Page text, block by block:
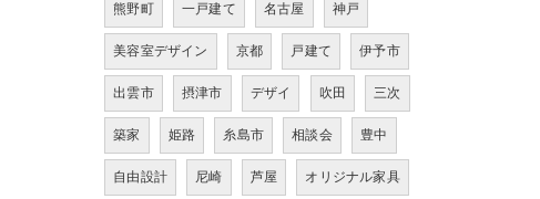
熊野町 一戸建て 名古屋 神戸
美容室デザイン 京都 戸建て 伊予市
出雲市 摂津市 デザイ 吹田 三次
築家 姫路 糸島市 相談会 豊中
自由設計 尼崎 芦屋 オリジナル家具